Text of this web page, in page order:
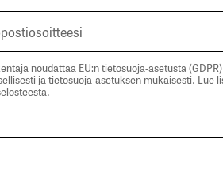
noudattaa EU:n tietosuoja-asetusta
ja tietosuoja-asetuksen mukaisesti. Lue